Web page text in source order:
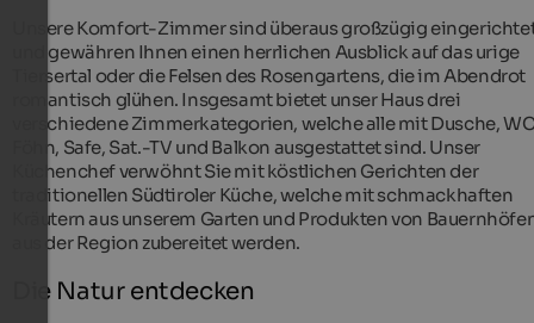
Unsere Komfort-Zimmer sind überaus großzügig
und gewähren Ihnen einen herrlichen Ausblick auf das urige
Tiersertal oder die Felsen des Rosengartens, die im Abendrot
romantisch glühen. Insgesamt bietet unser Haus drei
verschiedene Zimmerkategorien, welche alle mit Dusche,
Föhn, Safe, Sat.-TV und Balkon ausgestattet sind. Unser
Küchenchef verwöhnt Sie mit köstlichen Gerichten der
traditionellen Südtiroler Küche, welche mit schmackhaften
Kräutern aus unserem Garten und Produkten von
aus der Region zubereitet werden.
Die Natur entdecken